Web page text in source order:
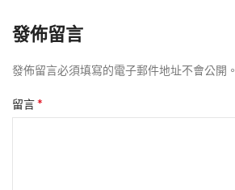
發佈留言
發佈留言必須填寫的電子郵件地址不會公開。
留言*